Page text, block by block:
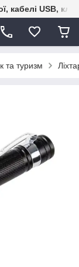
кабелі USB,
та туризм